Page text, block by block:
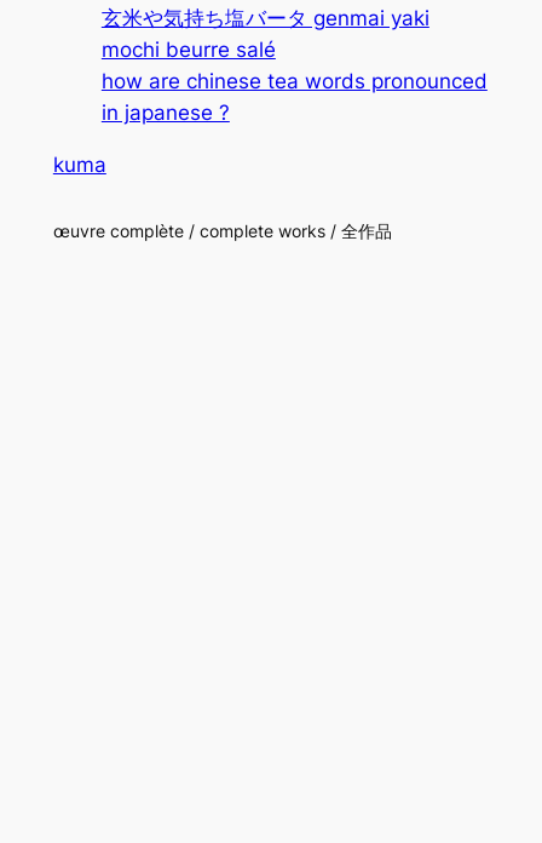
玄米や気持ち塩バータ genmai yaki
mochi beurre salé
how are chinese tea words pronounced
in japanese ?
kuma
œuvre complète / complete works / 全作品